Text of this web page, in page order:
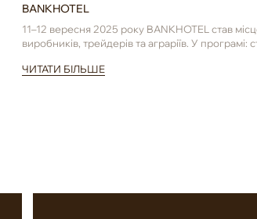
BANKHOTEL
11–12 вересня 2025 року BANKHOTEL став
виробників, трейдерів та аграріїв. У програмі:
ЧИТАТИ БІЛЬШЕ